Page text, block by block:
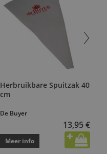
Herbruikbare Spuitzak 40
cm
De Buyer
13,95 €
Meer info